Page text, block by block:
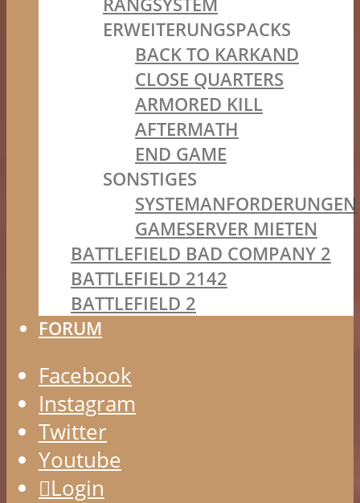
ERWEITERUNGSPACKS
BACK TO KARKAND
CLOSE QUARTERS
ARMORED KILL
AFTERMATH
END GAME
SONSTIGES
SYSTEMANFORDERUNGEN
GAMESERVER MIETEN
BATTLEFIELD BAD COMPANY 2
BATTLEFIELD 2142
BATTLEFIELD 2
FORUM
Facebook
Instagram
Twitter
Youtube
Login